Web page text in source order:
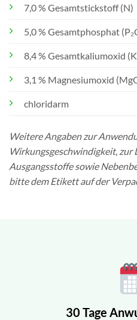
7,0 % Gesamtstickstoff (N)
5,0 % Gesamtphosphat
8,4 % Gesamtkaliumoxid
3,1 % Magnesiumoxid
chloridarm
Weitere Angaben zur
Wirkungsgeschwindigkeit, zur
Ausgangsstoffe sowie
bitte dem Etikett auf der
30 Tage